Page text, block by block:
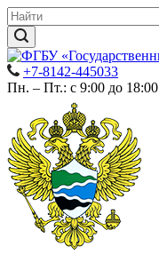
+7-8142-445033
Пн. – Пт.: с 9:00 до 18:00